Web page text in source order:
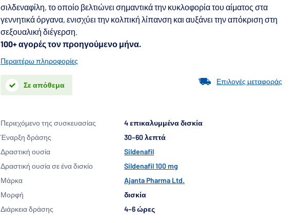
σιλδεναφίλη, το οποίο βελτιώνει σημαντικά την κυκλοφορία του αίματος στα
γεννητικά όργανα, ενισχύει την κολπική λίπανση και αυξάνει την απόκριση στη
σεξουαλική διέγερση.
100+ αγορές τον προηγούμενο μήνα.
Περαιτέρω πληροφορίες
Σε απόθεμα Επιλογές μεταφοράς
Περιεχόμενο της συσκευασίας
4 επικαλυμμένα δισκία
Έναρξη δράσης
30–60 λεπτά
Δραστική ουσία
Sildenafil
Δραστική ουσία σε ένα δισκίο
Sildenafil 100 mg
Μάρκα
Ajanta Pharma Ltd.
Μορφή
δισκία
Διάρκεια δράσης
4–6 ώρες